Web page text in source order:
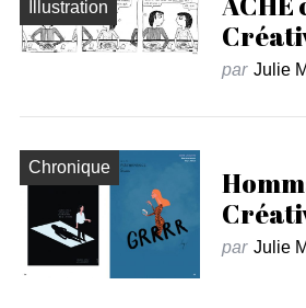
Illustration
par Julie
Chronique
par Julie